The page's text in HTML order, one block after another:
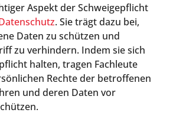
Aspekt der Schweigepflicht
. Sie trägt dazu bei,
Daten zu schützen und
zu verhindern. Indem sie sich
halten, tragen Fachleute
Rechte der betroffenen
und deren Daten vor